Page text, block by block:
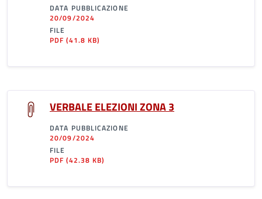
DATA PUBBLICAZIONE
20/09/2024
FILE
PDF(41.8 KB)
VERBALE ELEZIONI ZONA 3
DATA PUBBLICAZIONE
20/09/2024
FILE
PDF(42.38 KB)